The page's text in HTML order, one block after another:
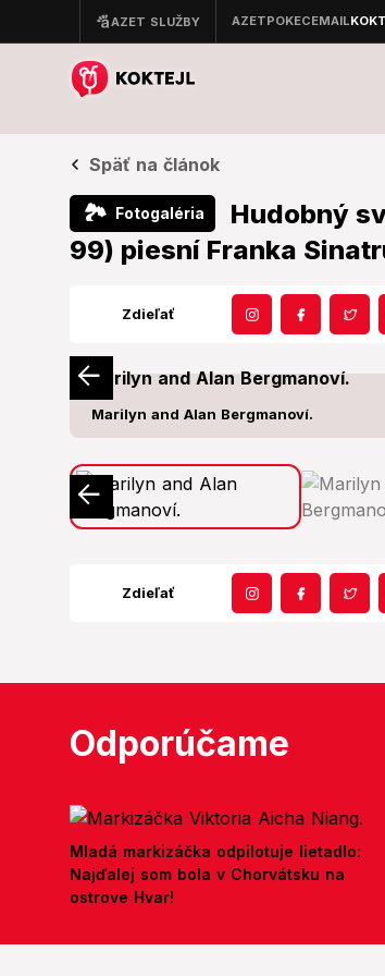
Späť na článok
🏞 Fotogaléria
Hudobný
99) piesní Franka
Zdieľať
Marilyn and Alan Bergmanoví.
Zdieľať
Odporúčame
Mladá markizáčka odpilotuje lietadlo:
Najďalej som bola v Chorvátsku na
ostrove Hvar!